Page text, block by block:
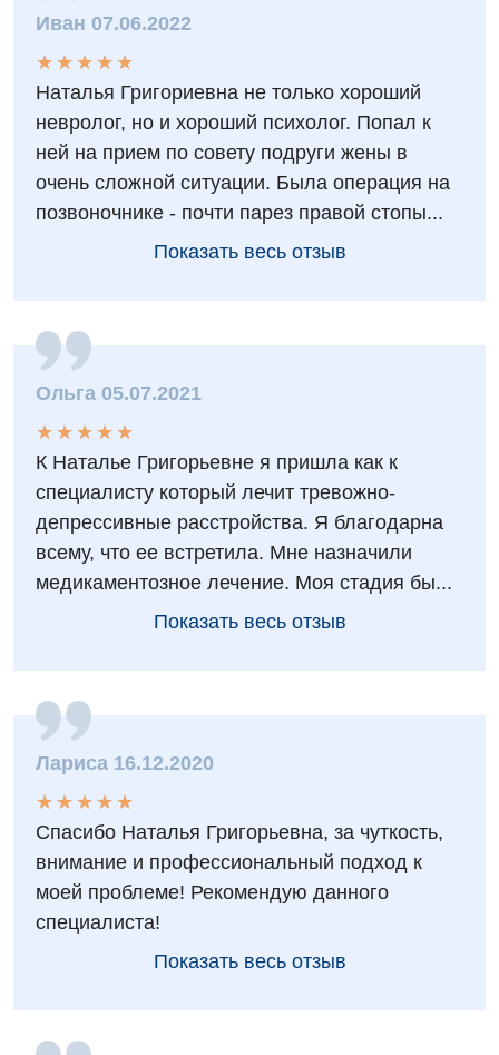
Медицинская психология
Неврология
Онкологическое отделение
Проктология
Пульмонология
Терапия
Урология
Физиотерапия
Хирургическое отделение
Для детей
Детская аллергология
Детская гастроэнтерология
Детская гинекология
Детская дерматовенерология
Детская кардиоревматология
Детская ортопедия и травматология
Иван 07.06.2022
★
★
★
★
★
★ ★ ★ ★ ★
Наталья Григориевна не только хороший
невролог, но и хороший психолог. Попал к
ней на прием по совету подруги жены в
очень сложной ситуации. Была операция на
позвоночнике - почти парез правой стопы...
Показать весь отзыв
Ольга 05.07.2021
★
★
★
★
★
★ ★ ★ ★ ★
К Наталье Григорьевне я пришла как к
специалисту который лечит тревожно-
депрессивные расстройства. Я благодарна
всему, что ее встретила. Мне назначили
медикаментозное лечение. Моя стадия бы...
Показать весь отзыв
Лариса 16.12.2020
★
★
★
★
★
★ ★ ★ ★ ★
Спасибо Наталья Григорьевна, за чуткость,
внимание и профессиональный подход к
моей проблеме! Рекомендую данного
специалиста!
Показать весь отзыв